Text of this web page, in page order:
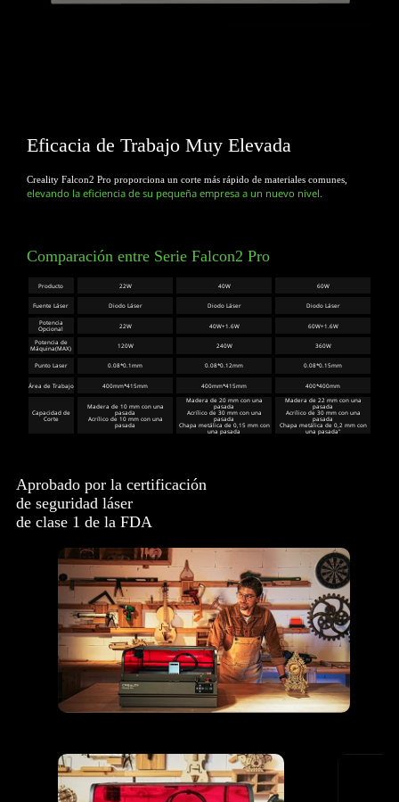
Eficacia de Trabajo Muy Elevada
Creality Falcon2 Pro proporciona un corte más rápido de materiales comunes,
elevando la eficiencia de su pequeña empresa a un nuevo nivel.
Comparación entre Serie Falcon2 Pro
Producto
Fuente Láser
Potencia
Opcional
Potencia de
Máquina(MAX)
Punto Laser
Área de Trabajo
Capacidad de
Corte
22W
Diodo Láser
22W
120W
0.08*0.1mm
400mm*415mm
Madera de 10 mm con una
pasada
Acrílico de 10 mm con una
pasada
40W
Diodo Láser
40W+1.6W
240W
0.08*0.12mm
400mm*415mm
Madera de 20 mm con una
pasada
Acrílico de 30 mm con una
pasada
Chapa metálica de 0,15 mm con
una pasada
60W
Diodo Láser
60W+1.6W
360W
0.08*0.15mm
400*400mm
Madera de 22 mm con una
pasada
Acrílico de 30 mm con una
pasada
Chapa metálica de 0,2 mm con
una pasada"
Aprobado por la certificación
de seguridad láser
de clase 1 de la FDA